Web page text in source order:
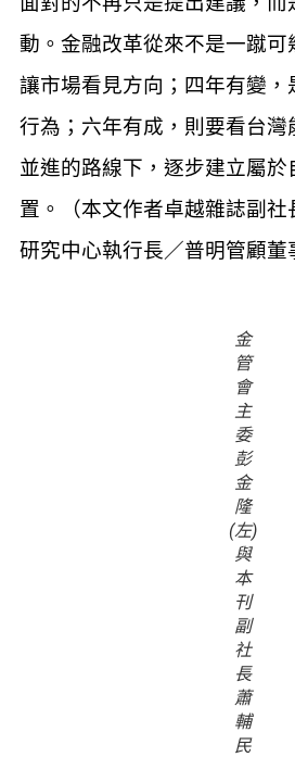
動。金融改革從來不是一蹴可
讓市場看見方向；四年有變，
行為；六年有成，則要看台灣
並進的路線下，逐步建立屬於
置。（本文作者卓越雜誌副社
研究中心執行長／普明管顧董
金
管
會
主
委
彭
金
隆
(左)
與
本
刊
副
社
長
蕭
輔
民